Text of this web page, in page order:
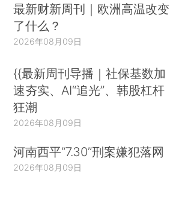
最新财新周刊｜欧洲高温改变
了什么？
2026年08月09日
{{最新周刊导播｜社保基数加
速夯实、AI“追光”、韩股杠杆
狂潮
2026年08月09日
河南西平“7.30”刑案嫌犯落网
2026年08月09日